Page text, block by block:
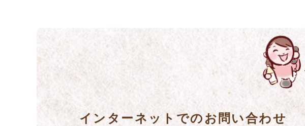
インターネットでのお問い合わせ